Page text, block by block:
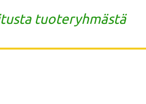
tuoteryhmästä